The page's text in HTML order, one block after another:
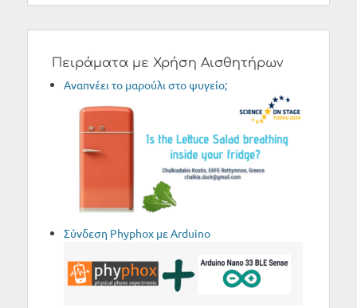
Πειράματα με Χρήση Αισθητήρων
Aναπνέει το μαρούλι στο ψυγείο;
Σύνδεση Phyphox με Arduino